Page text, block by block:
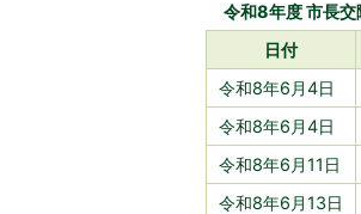
令和8年度 市長
日付
令和8年6月4日
令和8年6月4日
令和8年6月11日
令和8年6月13日